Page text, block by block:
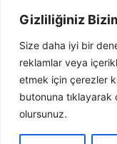
Gizliliğiniz
Size daha iyi bir
reklamlar veya
etmek için çerezler
butonuna tıklayarak
olursunuz.
ALEVI